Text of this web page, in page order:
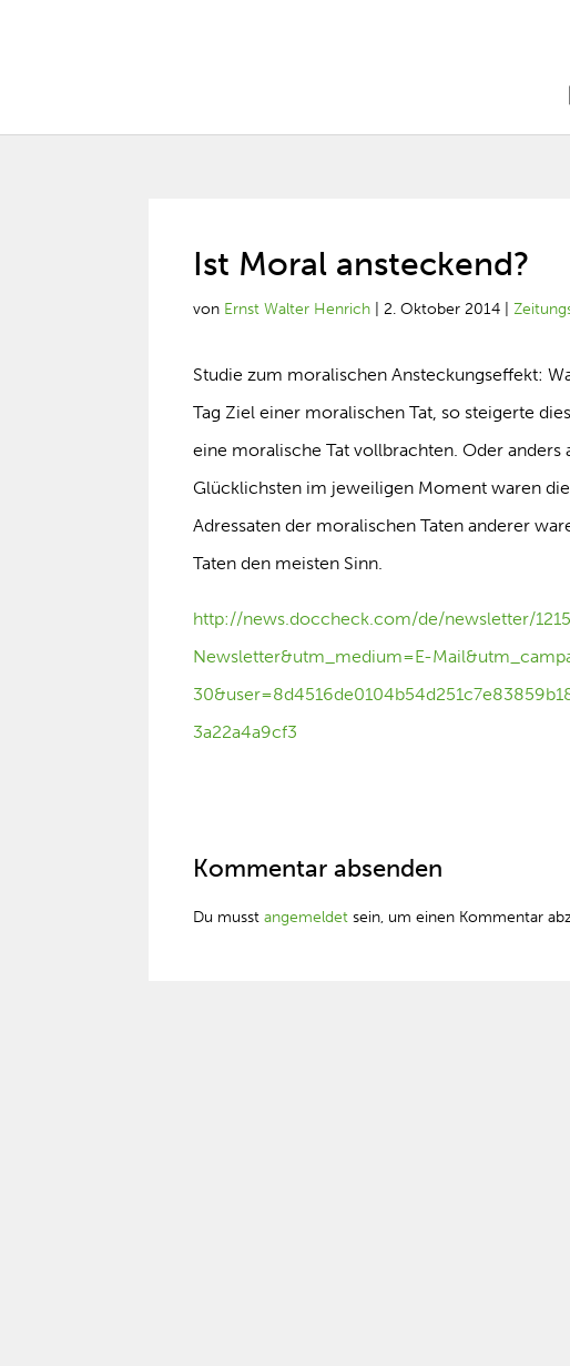
Ist Moral ansteckend?
von Ernst Walter Henrich |2. Oktober 2014 |
Studie zum moralischen Ansteckungseffekt:
Tag Ziel einer moralischen Tat, so steigerte
eine moralische Tat vollbrachten. Oder anders
Glücklichsten im jeweiligen Moment waren
Adressaten der moralischen Taten anderer
Taten den meisten Sinn.
http://news.doccheck.com/de/newsletter/
Newsletter&utm_medium=E-
3a22a4a9cf3
Kommentar absenden
Du musstangemeldet sein, um einen Kommentar